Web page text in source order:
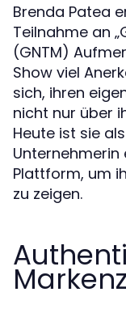
Brenda Patea
Teilnahme an
(GNTM)
Show viel
sich, ihren
nicht nur über
Heute ist sie
Plattform, um
zu zeigen.